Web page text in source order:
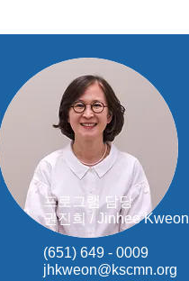
프로그램 담당
권진희 / Jinhee Kweon​
(651) 649 - 0009
jhkweon@kscmn.org